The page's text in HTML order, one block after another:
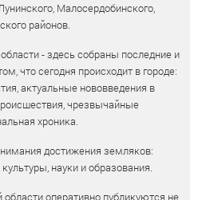
Малосердобинского,
районов.
- здесь собраны последние и
что сегодня происходит в городе:
актуальные нововведения в
чрезвычайные
хроника.
достижения земляков:
науки и образования.
оперативно публикуются не